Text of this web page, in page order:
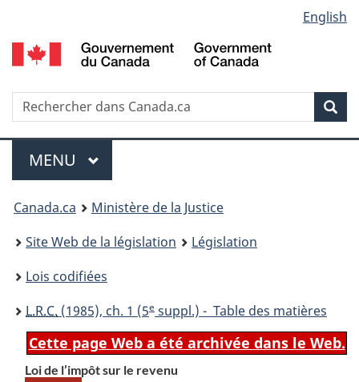
au
contenu
propos
de
la
HTML
simplifiée
selection
English
Recherche
Menu
MENU PRINCIPAL
You
are
here:
Canada.ca
Ministère de la Justice
Site Web de la législation
Législation
Lois codifiées
L.R.C. (1985), ch. 1 (5e suppl.) - Table des matières
Cette page Web a été archivée dans le Web.
Loi de l’impôt sur le revenu